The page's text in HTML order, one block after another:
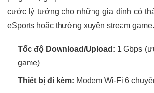
cước lý tưởng cho những gia đình có
eSports hoặc thường xuyên stream game.
Tốc độ Download/Upload: 1 Gbps
game)
Thiết bị đi kèm: Modem Wi-Fi 6